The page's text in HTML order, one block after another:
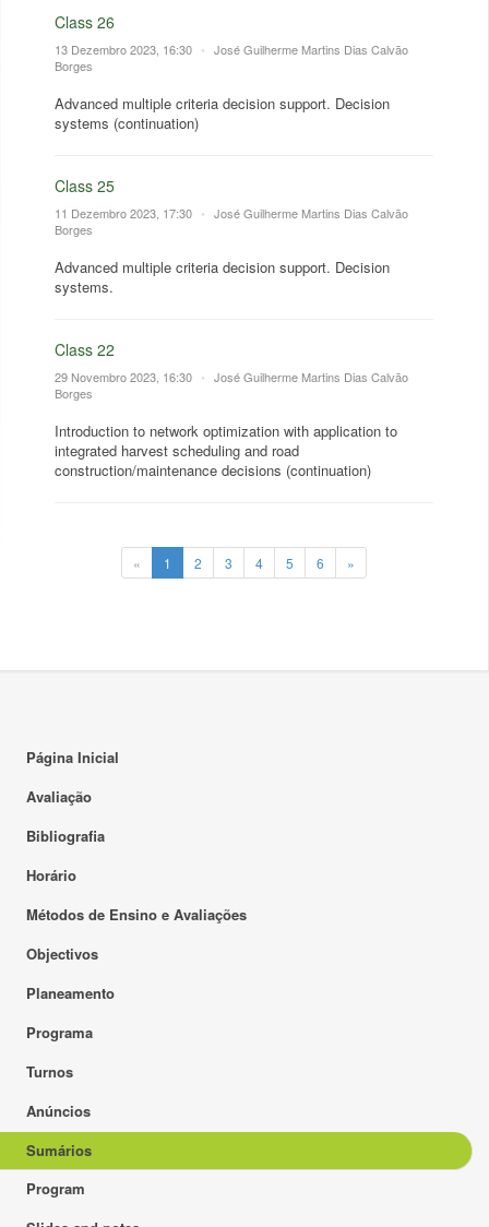
Class 26
13 Dezembro 2023, 16:30 • José Guilherme Martins Dias Calvão
Borges
Advanced multiple criteria decision support. Decision
systems (continuation)
Class 25
11 Dezembro 2023, 17:30 • José Guilherme Martins Dias Calvão
Borges
Advanced multiple criteria decision support. Decision
systems.
Class 22
29 Novembro 2023, 16:30 • José Guilherme Martins Dias Calvão
Borges
Introduction to network optimization with application to
integrated harvest scheduling and road
construction/maintenance decisions (continuation)
« 1 2 3 4 5 6 »
Página Inicial
Avaliação
Bibliografia
Horário
Métodos de Ensino e Avaliações
Objectivos
Planeamento
Programa
Turnos
Anúncios
Sumários
Program